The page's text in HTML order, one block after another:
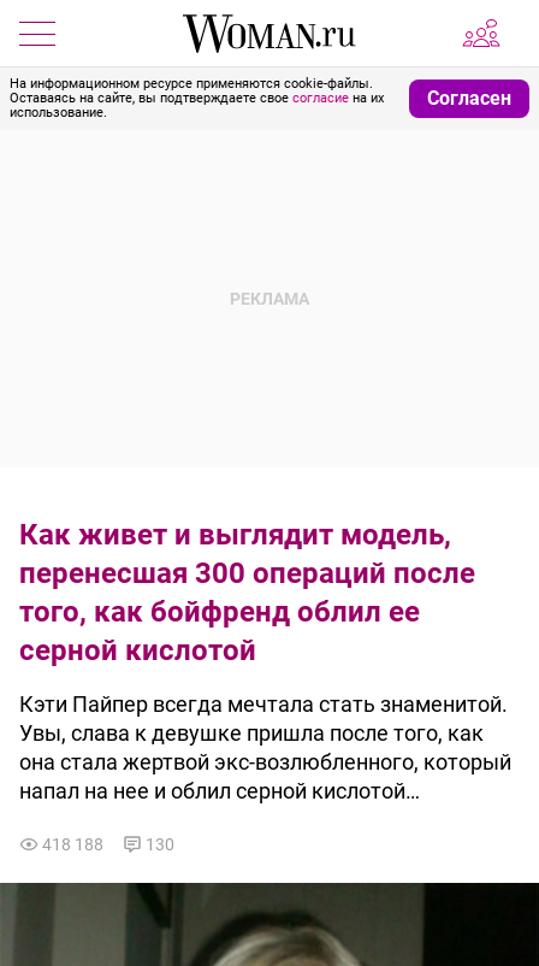
На информационном ресурсе применяются cookie-файлы.
Оставаясь на сайте, вы подтверждаете свое согласие на их
использование.
Согласен
Как живет и выглядит модель,
перенесшая 300 операций после
того, как бойфренд облил ее
серной кислотой
Кэти Пайпер всегда мечтала стать знаменитой.
Увы, слава к девушке пришла после того, как
она стала жертвой экс-возлюбленного, который
напал на нее и облил серной кислотой…
418 188 130